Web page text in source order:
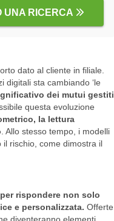
UNA RICERCA
dato al cliente in filiale.
digitali sta cambiando ‘le
dei mutui gestiti
questa evoluzione
la lettura
. Allo stesso tempo, i modelli
il rischio, come dimostra il
rispondere non solo
e personalizzata. Offerte